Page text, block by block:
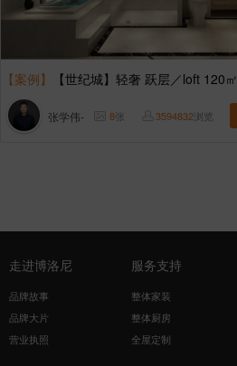
【案例】 【世纪城】轻奢 跃层／loft 120㎡
张学伟- 8张 3594832浏览
走进博洛尼
品牌故事
品牌大片
营业执照
服务支持
整体家装
整体厨房
全屋定制